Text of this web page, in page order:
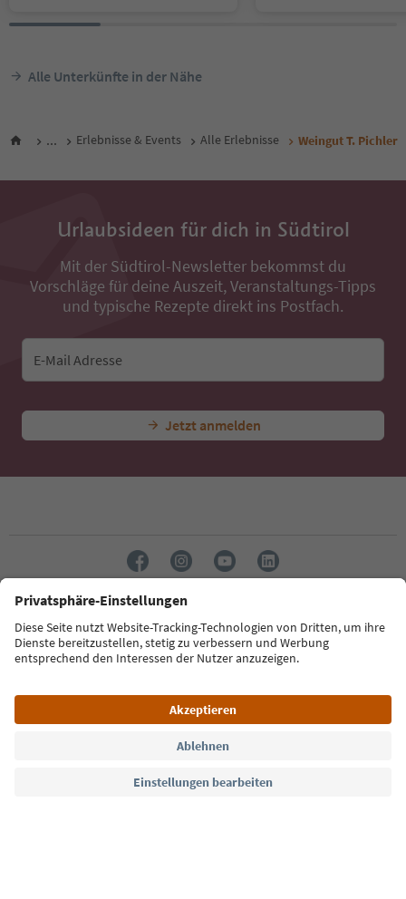
Alle Unterkünfte in der Nähe
... Erlebnisse & Events Alle Erlebnisse Weingut T. Pichler
Urlaubsideen für dich in Südtirol
Mit der Südtirol-Newsletter bekommst du
Vorschläge für deine Auszeit, Veranstaltungs-Tipps
und typische Rezepte direkt ins Postfach.
E-Mail Adresse
Jetzt anmelden